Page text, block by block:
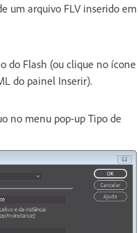
um arquivo FLV inserido em
do Flash (ou clique no ícone
do painel Inserir).
no menu pop-up Tipo de